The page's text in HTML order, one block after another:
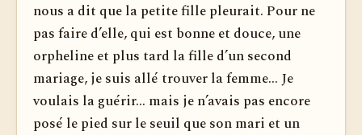
nous a dit que la petite fille pleurait. Pour ne
pas faire d’elle, qui est bonne et douce, une
orpheline et plus tard la fille d’un second
mariage, je suis allé trouver la femme... Je
voulais la guérir... mais je n’avais pas encore
posé le pied sur le seuil que son mari et un